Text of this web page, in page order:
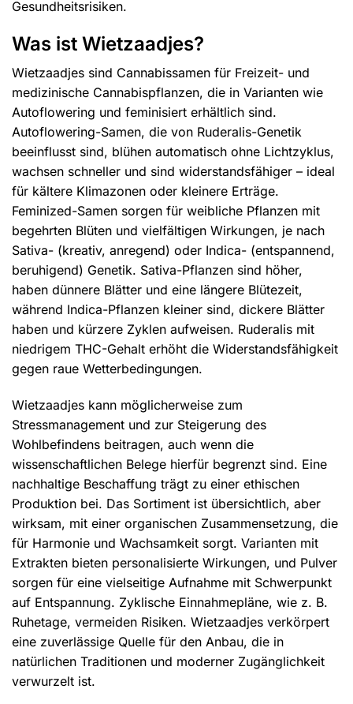
Gesundheitsrisiken.
Was ist Wietzaadjes?
Wietzaadjes sind Cannabissamen für Freizeit- und
medizinische Cannabispflanzen, die in Varianten wie
Autoflowering und feminisiert erhältlich sind.
Autoflowering-Samen, die von Ruderalis-Genetik
beeinflusst sind, blühen automatisch ohne Lichtzyklus,
wachsen schneller und sind widerstandsfähiger – ideal
für kältere Klimazonen oder kleinere Erträge.
Feminized-Samen sorgen für weibliche Pflanzen mit
begehrten Blüten und vielfältigen Wirkungen, je nach
Sativa- (kreativ, anregend) oder Indica- (entspannend,
beruhigend) Genetik. Sativa-Pflanzen sind höher,
haben dünnere Blätter und eine längere Blütezeit,
während Indica-Pflanzen kleiner sind, dickere Blätter
haben und kürzere Zyklen aufweisen. Ruderalis mit
niedrigem THC-Gehalt erhöht die Widerstandsfähigkeit
gegen raue Wetterbedingungen.
Wietzaadjes kann möglicherweise zum
Stressmanagement und zur Steigerung des
Wohlbefindens beitragen, auch wenn die
wissenschaftlichen Belege hierfür begrenzt sind. Eine
nachhaltige Beschaffung trägt zu einer ethischen
Produktion bei. Das Sortiment ist übersichtlich, aber
wirksam, mit einer organischen Zusammensetzung, die
für Harmonie und Wachsamkeit sorgt. Varianten mit
Extrakten bieten personalisierte Wirkungen, und Pulver
sorgen für eine vielseitige Aufnahme mit Schwerpunkt
auf Entspannung. Zyklische Einnahmepläne, wie z. B.
Ruhetage, vermeiden Risiken. Wietzaadjes verkörpert
eine zuverlässige Quelle für den Anbau, die in
natürlichen Traditionen und moderner Zugänglichkeit
verwurzelt ist.